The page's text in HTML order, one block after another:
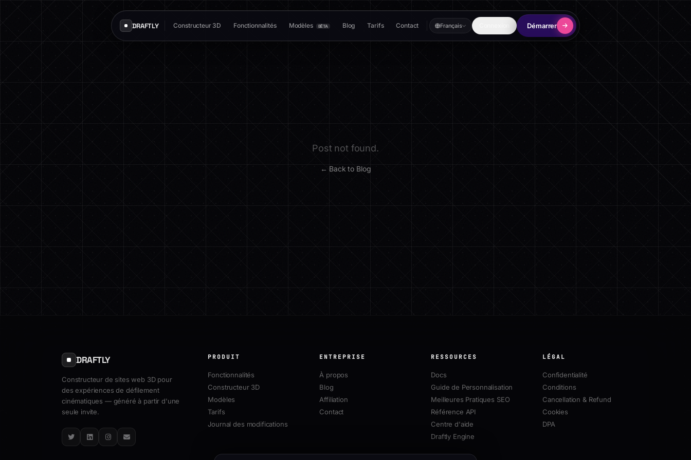
DRAFTLY Constructeur 3D Fonctionnalités Modèles BÊTA Blog Tarifs Contact Français Démarrer
Post not found.
← Back to Blog
DRAFTLY
Constructeur de sites web 3D pour
des expériences de défilement
cinématiques — généré à partir d'une
seule invite.
TwitterLinkedInInstagram
Email
PRODUIT
Fonctionnalités
Constructeur 3D
Modèles
Tarifs
Journal des modifications
ENTREPRISE
À propos
Blog
Affiliation
Contact
RESSOURCES
Docs
Guide de Personnalisation
Meilleures Pratiques SEO
Référence API
Centre d'aide
Draftly Engine
LÉGAL
Confidentialité
Conditions
Cancellation & Refund
Cookies
DPA